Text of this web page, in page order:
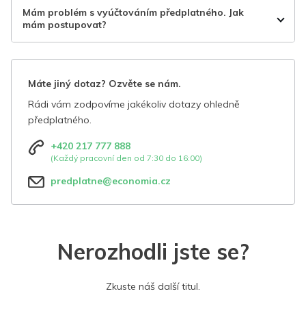
Mám problém s vyúčtováním předplatného. Jak
mám postupovat?
Máte jiný dotaz? Ozvěte se nám.
Rádi vám zodpovíme jakékoliv dotazy ohledně
předplatného.
+420 217 777 888
(Každý pracovní den od 7:30 do 16:00)
predplatne@economia.cz
Nerozhodli jste se?
Zkuste náš další titul.